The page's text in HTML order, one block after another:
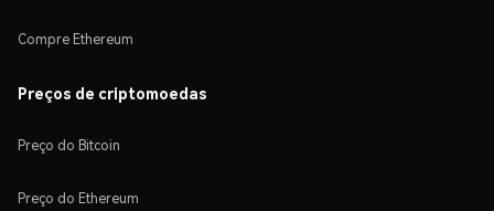
Compre Ethereum
Preços de criptomoedas
Preço do Bitcoin
Preço do Ethereum